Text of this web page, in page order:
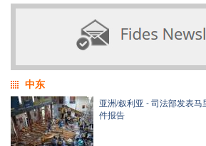
中东
亚洲/叙利亚 - 司法部发表
件报告